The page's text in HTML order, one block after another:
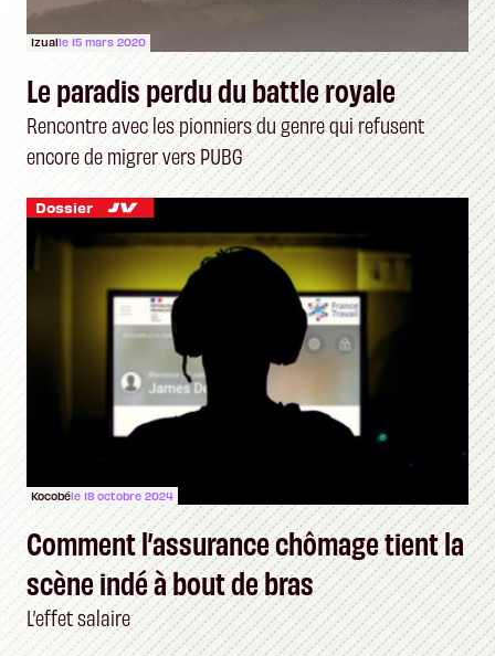
Izualle 15 mars 2020
Le paradis perdu du battle royale
Rencontre avec les pionniers du genre qui refusent
encore de migrer vers PUBG
Dossier
Kocobéle 18 octobre 2024
Comment l’assurance chômage tient la
scène indé à bout de bras
L’effet salaire